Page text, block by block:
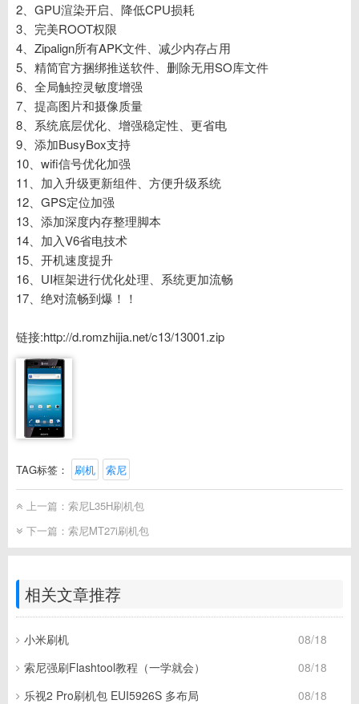
2、GPU渲染开启、降低CPU损耗
3、完美ROOT权限
4、Zipalign所有APK文件、减少内存占用
5、精简官方捆绑推送软件、删除无用SO库文件
6、全局触控灵敏度增强
7、提高图片和摄像质量
8、系统底层优化、增强稳定性、更省电
9、添加BusyBox支持
10、wifi信号优化加强
11、加入升级更新组件、方便升级系统
12、GPS定位加强
13、添加深度内存整理脚本
14、加入V6省电技术
15、开机速度提升
16、UI框架进行优化处理、系统更加流畅
17、绝对流畅到爆！！
链接:http://d.romzhijia.net/c13/13001.zip
TAG标签： 刷机 索尼
上一篇： 索尼L35H刷机包
下一篇： 索尼MT27i刷机包
相关文章推荐
08/18
小米刷机
08/18
索尼强刷Flashtool教程（一学就会）
08/18
乐视2 Pro刷机包 EUI5926S 多布局